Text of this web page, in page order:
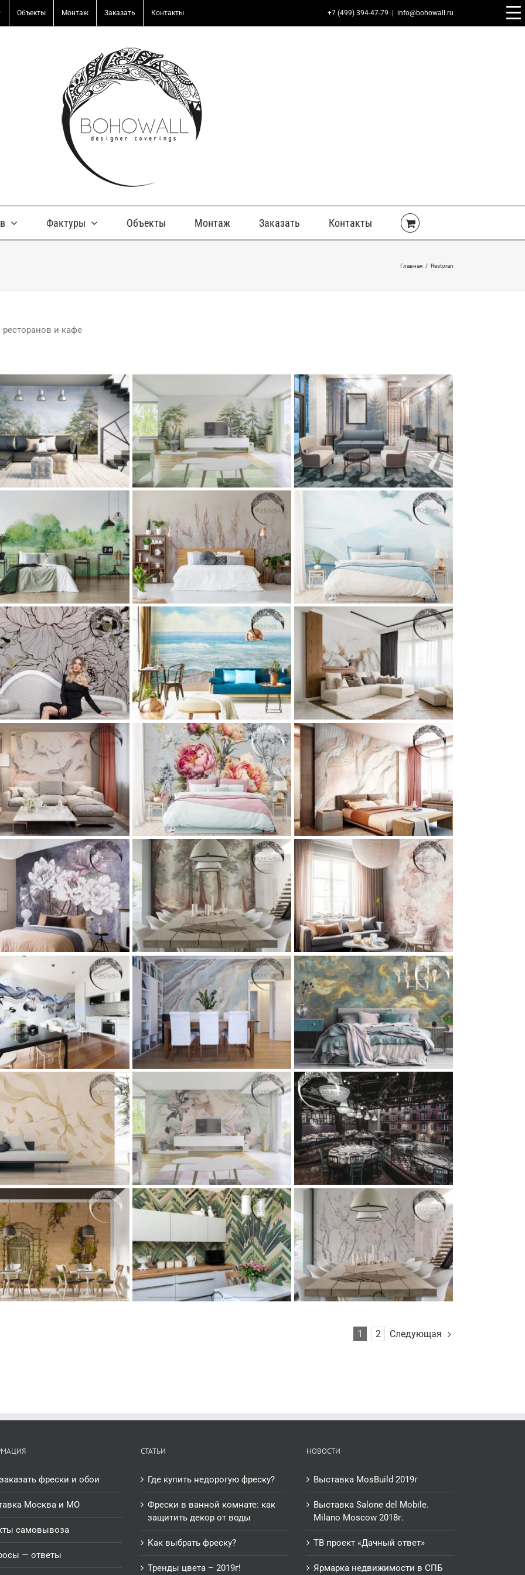
Объекты Монтаж Заказать Контакты +7 (499) 394-47-79 info@bohowall.ru
Фактуры Объекты Монтаж Заказать Контакты
Главная / Restoran
и кафе
обои на стену The Luminous
Grove
Flora Gostinaya Kuhnya
Oteli
каталог Коллекции фресок и
Популярные фрески и
фотообои Спальни
Бесшовные панорамные обои Ethereal
Forest Glade (Эфирная лесная поляна)
Classic Flora Gostinaya Kuhnya Oteli
Restoran каталог Коллекции фресок и
фотообоев Популярные фрески и
фотообои Спальни
Обои камыш на заре Umbria
Flora Gostinaya Kuhnya Oteli
каталог
Коллекции фресок и
Популярные фрески и
фотообои
Спальни
Фотообои гора Mont Blanc
Art Classic Gostinaya office Oteli
Restoran каталог Коллекции фресок и
фотообоев
Популярные фрески и
Спальни
изумрудное море Sibuyan Sea
Classic Gostinaya Kuhnya Oteli
Vanna каталог Коллекции
и фотообоев Популярное
фрески и фотообои
Спальни
Обои Flicker флюид
Art Classic Gostinaya office Oteli
Restoran каталог Коллекции фресок и
фотообоев
Популярные фрески и
фотообои Спальни
Фотообои CHARM (букет пионов на
голубом фоне)
Detskie Flora Oteli Restoran
обои и фрески каталог
фресок и фотообоев
фрески и фотообои
Спальни
Фреска на заказ Amistad (линии)
Art Classic Gostinaya office Oteli
Restoran каталог Коллекции фресок и
фотообоев Популярные фрески и
на стену Acadia (хвойный лес)
Gostinaya Kuhnya Lestnica Oteli
каталог Коллекции фресок и
Популярное
Популярные
фрески и фотообои Спальни
Фреска на заказ Largo creame (нежные
пионы)
Flora Gostinaya office Oteli Restoran
Texture каталог Коллекции фресок и
фотообоев Популярное Популярные
фрески и фотообои
Спальни
нежные обои Hadar (мрамор)
Classic Gostinaya Kuhnya
Loft
Restoran Коллекции фресок и
фотообоев Спальни
Купить обои Nekkar (воздушная
абстракция)
Art Gostinaya Restoran
Texture
Коллекции фресок и фотообоев
Спальни
Обои Fancy marble (мрамор)
Art Gostinaya Lestnica
Restoran
Texture Коллекции фресок и
Популярное Спальни
Фреска Birmin в стиле лофт
Art Loft
Коллекции
фресок и фотообоев
Бесшовные обои HACO
Art Kuhnya Restoran Texture
Коллекции фресок и фотообоев
Фреска Grove
Classic Flora Kuhnya Restoran
Коллекции фресок и фотообоев
Коллекция фресок Paradise
1 2 Следующая
фрески и обои
Москва и МО
самовывоза
— ответы
СТАТЬИ
Где купить недорогую фреску?
Фрески в ванной комнате: как
защитить декор от воды
Как выбрать фреску?
Тренды цвета – 2019г!
НОВОСТИ
Выставка MosBuild 2019г
Выставка Salone del Mobile.
Milano Moscow 2018г.
ТВ проект «Дачный ответ»
Ярмарка недвижимости в СПБ